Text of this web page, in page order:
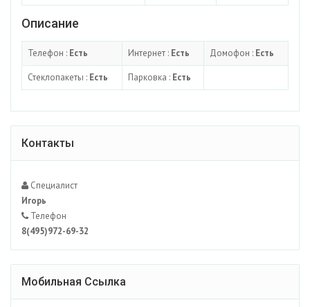
Описание
Телефон : Есть Интернет : Есть Домофон : Есть
Стеклопакеты : Есть Парковка : Есть
Контакты
Специалист
Игорь
Телефон
8(495)972-69-32
Мобильная Ссылка